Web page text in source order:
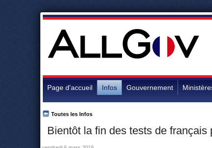
Page d'accueil Infos Gouvernement
Bientôt la fin des tests de
Toutes les Infos